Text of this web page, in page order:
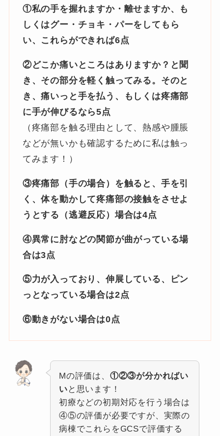
①私の手を握れますか・離せますか、も
しくはグー・チョキ・パーをしてもら
い、これらができれば6点
②どこか痛いところはありますか？と聞
き、その部分を軽く触ってみる。そのと
き、痛いっと手を払う、もしくは疼痛部
に手が伸びるなら5点
（疼痛部を触る理由として、熱感や腫脹
などが無いかも確認するために私は触っ
てみます！）
③疼痛部（手の場合）を触ると、手を引
く、体を動かして疼痛部の接触をさせよ
うとする（逃避反応）場合は4点
④異常に肘などの関節が曲がっている場
合は3点
⑤力が入っており、伸展している、ピン
っとなっている場合は2点
⑥動きがない場合は0点
Mの評価は、 ①②③が分かればい
い と思います！
初療などの初期対応を行う場合は
④⑤の評価が必要ですが、実際の
病棟でこれらをGCSで評価する